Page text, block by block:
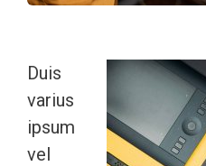
Duis
varius
ipsum
vel